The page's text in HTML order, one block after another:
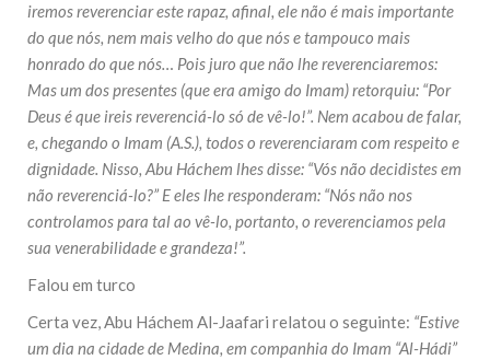
iremos reverenciar este rapaz, afinal, ele não é mais importante
do que nós, nem mais velho do que nós e tampouco mais
honrado do que nós… Pois juro que não lhe reverenciaremos:
Mas um dos presentes (que era amigo do Imam) retorquiu: “Por
Deus é que ireis reverenciá-lo só de vê-lo!”. Nem acabou de falar,
e, chegando o Imam (A.S.), todos o reverenciaram com respeito e
dignidade. Nisso, Abu Háchem lhes disse: “Vós não decidistes em
não reverenciá-lo?” E eles lhe responderam: “Nós não nos
controlamos para tal ao vê-lo, portanto, o reverenciamos pela
sua venerabilidade e grandeza!”.
Falou em turco
Certa vez, Abu Háchem Al-Jaafari relatou o seguinte: “Estive
um dia na cidade de Medina, em companhia do Imam “Al-Hádi”